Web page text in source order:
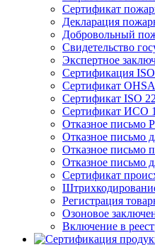
Сертификат
Декларация
Добровольный
Свидетельство
Экспертное
Сертификация ISO
Сертификат
Сертификат ISO
Сертификат ИСО
Отказное письмо
Отказное письмо
Отказное письмо
Отказное письмо
Сертификат
Регистрация
Озоновое
Включение в